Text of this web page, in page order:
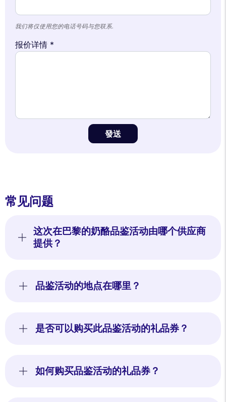
我们将仅使用您的电话号码与您联系.
报价详情 *
發送
常见问题
这次在巴黎的奶酪品鉴活动由哪个供应商
提供？
品鉴活动的地点在哪里？
是否可以购买此品鉴活动的礼品券？
如何购买品鉴活动的礼品券？